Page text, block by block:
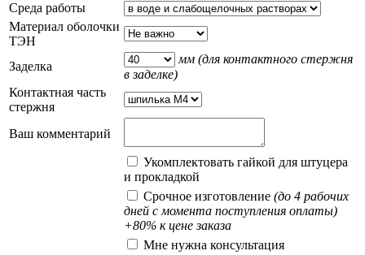
Среда работы
Материал оболочки
ТЭН
Заделка
мм (для контактного стержня
в заделке)
Контактная часть
стержня
Ваш комментарий
Укомплектовать гайкой для штуцера
и прокладкой
Срочное изготовление (до 4 рабочих
дней с момента поступления оплаты)
+80% к цене заказа
Мне нужна консультация